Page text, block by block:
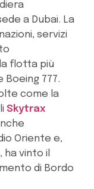
a Dubai. La
servizi
flotta più
Boeing 777.
come la
Skytrax
Oriente e,
vinto il
di Bordo